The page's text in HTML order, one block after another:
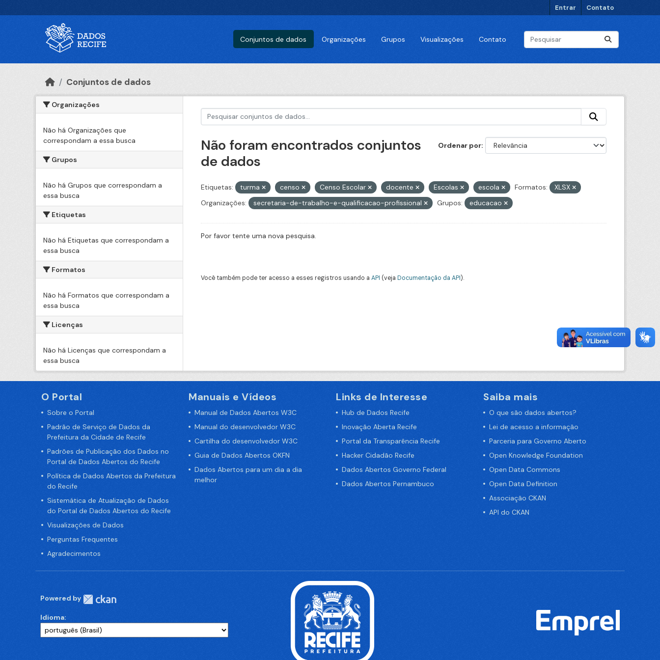
Entrar Contato
Conjuntos de dados Organizações Grupos Visualizações Contato
Conjuntos de dados
Organizações
Não há Organizações que
correspondam a essa busca
Grupos
Não há Grupos que correspondam a
essa busca
Etiquetas
Não há Etiquetas que correspondam a
essa busca
Formatos
Não há Formatos que correspondam a
essa busca
Licenças
Não há Licenças que correspondam a
essa busca
Ordenar por
Não foram encontrados conjuntos
de dados
Etiquetas: turma censo Censo Escolar docente Escolas escola Formatos:
XLSX
Organizações:
secretaria-de-trabalho-e-qualificacao-profissional Grupos: educacao
Por favor tente uma nova pesquisa.
Você também pode ter acesso a esses registros usando a API (veja Documentação da API).
O Portal
Sobre o Portal
Padrão de Serviço de Dados da
Prefeitura da Cidade de Recife
Padrões de Publicação dos Dados no
Portal de Dados Abertos do Recife
Política de Dados Abertos da Prefeitura
do Recife
Sistemática de Atualização de Dados
do Portal de Dados Abertos do Recife
Visualizações de Dados
Perguntas Frequentes
Agradecimentos
Manuais e Vídeos
Manual de Dados Abertos W3C
Manual do desenvolvedor W3C
Cartilha do desenvolvedor W3C
Guia de Dados Abertos OKFN
Dados Abertos para um dia a dia
melhor
Links de Interesse
Hub de Dados Recife
Inovação Aberta Recife
Portal da Transparência Recife
Hacker Cidadão Recife
Dados Abertos Governo Federal
Dados Abertos Pernambuco
Saiba mais
O que são dados abertos?
Lei de acesso a informação
Parceria para Governo Aberto
Open Knowledge Foundation
Open Data Commons
Open Data Definition
Associação CKAN
API do CKAN
Powered by
Idioma